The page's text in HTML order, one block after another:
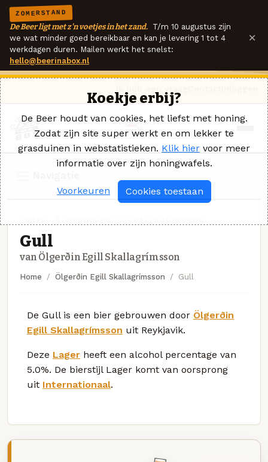
ZOMERSTAND
De Beer ligt met z'n voetjes in het zand. T/m 10 augustus zijn
we wat minder goed bereikbaar en kan je levering 1 tot 4
werkdagen duren. Mailen werkt het snelst:
hello@beerinabox.nl
×
Gull
van Ölgerðin Egill Skallagrímsson
Home Ölgerðin Egill Skallagrímsson Gull
De Gull is een bier gebrouwen door Ölgerðin
Egill Skallagrímsson uit Reykjavik.
Deze Lager heeft een alcohol percentage van
5.0%. De bierstijl Lager komt van oorsprong
uit Internationaal.
Koekje erbij?
De Beer houdt van cookies, het liefst met honing.
Zodat zijn site super werkt en om lekker te
grasduinen in webstatistieken. Klik hier voor meer
informatie over zijn honingwafels.
Voorkeuren Cookies toestaan